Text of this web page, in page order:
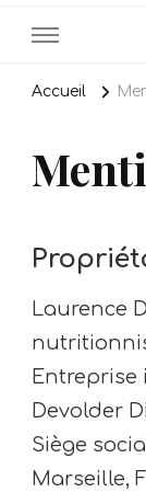
Accueil
Laurence
Entreprise
Devolder
Siège
Marseille,